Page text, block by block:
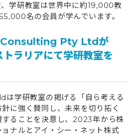
学研教室は世界中に約19,000教
名の会員が学んでいます。
Pty Ltdが
ラリアにて学研教室を
学研教室の掲げる「自ら考える
に強く賛同し、未来を切り拓く
ることを決意し、2023年から株
ナルとアイ・シー・ネット株式